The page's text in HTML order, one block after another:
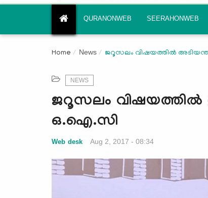
QURANONWEB SEERAHONWEB
Home News ജറൂസലം വിഷയത്തില്‍
NEWS
ജറൂസലം
ഒ.ഐ.സി
Web desk Aug 2, 2017 - 08:34